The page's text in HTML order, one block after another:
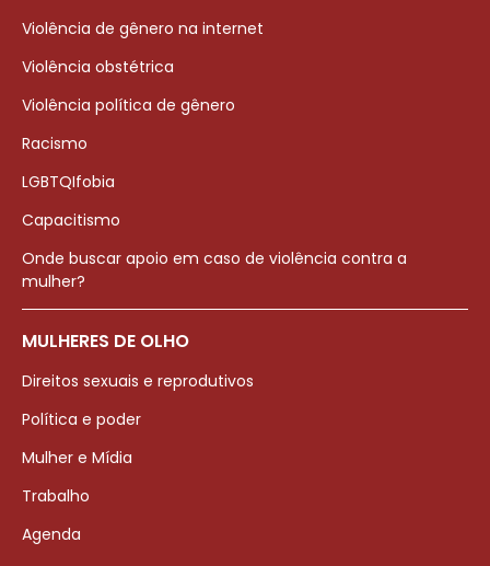
Violência de gênero na internet
Violência obstétrica
Violência política de gênero
Racismo
LGBTQIfobia
Capacitismo
Onde buscar apoio em caso de violência contra a
mulher?
MULHERES DE OLHO
Direitos sexuais e reprodutivos
Política e poder
Mulher e Mídia
Trabalho
Agenda